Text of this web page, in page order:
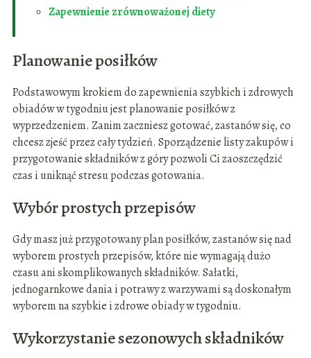
Zapewnienie zrównoważonej diety
Planowanie posiłków
Podstawowym krokiem do zapewnienia szybkich i zdrowych
obiadów w tygodniu jest planowanie posiłków z
wyprzedzeniem. Zanim zaczniesz gotować, zastanów się, co
chcesz zjeść przez cały tydzień. Sporządzenie listy zakupów i
przygotowanie składników z góry pozwoli Ci zaoszczędzić
czas i uniknąć stresu podczas gotowania.
Wybór prostych przepisów
Gdy masz już przygotowany plan posiłków, zastanów się nad
wyborem prostych przepisów, które nie wymagają dużo
czasu ani skomplikowanych składników. Sałatki,
jednogarnkowe dania i potrawy z warzywami są doskonałym
wyborem na szybkie i zdrowe obiady w tygodniu.
Wykorzystanie sezonowych składników